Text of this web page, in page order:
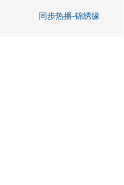
同步热播-锦绣缘